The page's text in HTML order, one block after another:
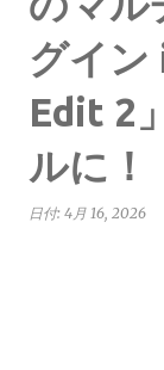
グイ
Edit 2
ルに！
日付: 4月 16, 2026